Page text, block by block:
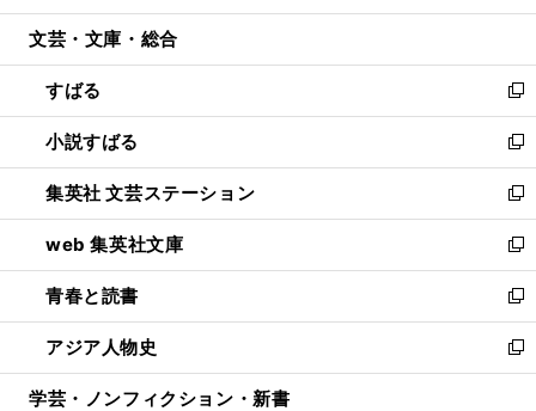
開
ウ
開
く
ン
ウ
で
開
く
ウ
ン
ド
ウ
で
開
く
文芸・文庫・総合
すばる
新
し
い
ウ
ィ
ン
ド
ウ
で
開
く
小説すばる
新
し
い
ウ
ィ
ン
ド
ウ
で
開
集英社 文芸ステーション
新
し
い
ウ
ィ
ン
ド
ウ
web 集英社文庫
新
し
い
ウ
ィ
ン
青春と読書
新
し
い
ウ
アジア人物史
新
し
学芸・ノンフィクション・新書